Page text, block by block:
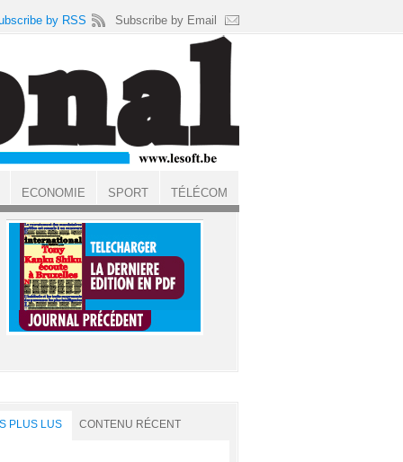
PLUS LUS CONTENU RÉCENT
by RSS Subscribe by Email
ECONOMIE SPORT TÉLÉCOM